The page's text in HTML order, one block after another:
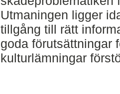
Utmaningen ligger
tillgång till rätt
goda förutsättningar
kulturlämningar